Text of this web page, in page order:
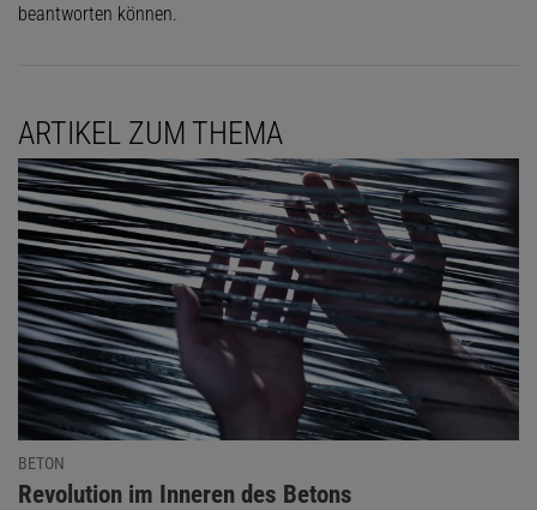
beantworten können.
ARTIKEL ZUM THEMA
BETON
:
Revolution im Inneren des Betons